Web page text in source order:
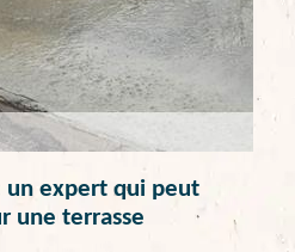
un expert qui peut
une terrasse